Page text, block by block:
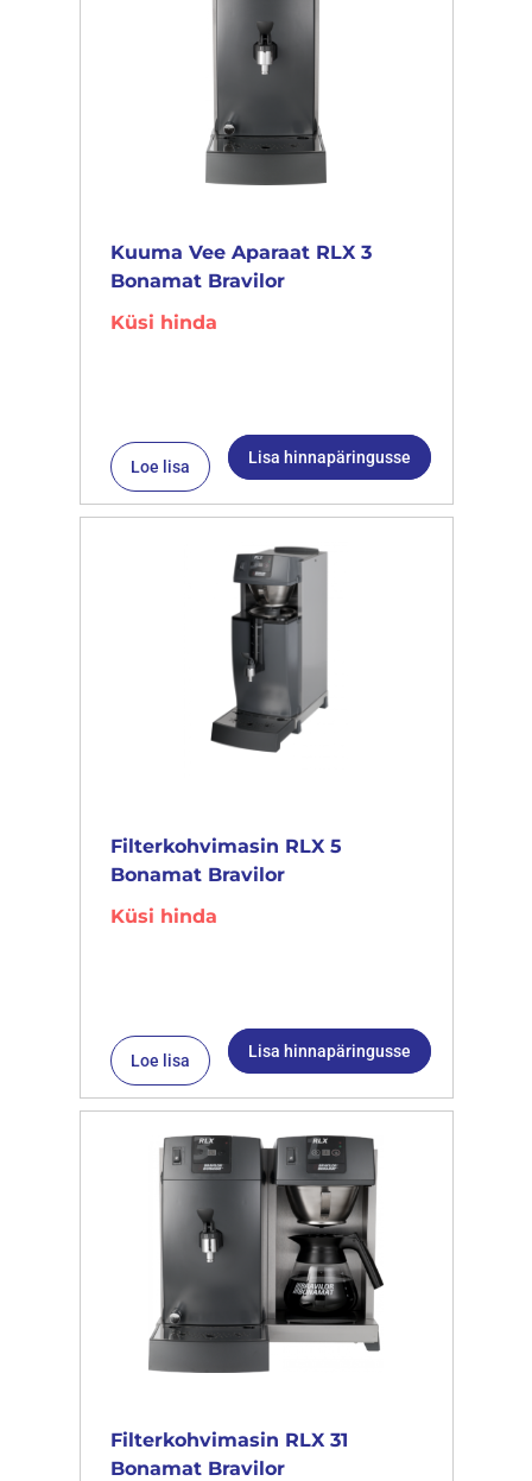
Kuuma Vee Aparaat RLX 3
Bonamat Bravilor
Küsi hinda
Loe lisa Lisa hinnapäringusse
Filterkohvimasin RLX 5
Bonamat Bravilor
Küsi hinda
Loe lisa Lisa hinnapäringusse
Filterkohvimasin RLX 31
Bonamat Bravilor